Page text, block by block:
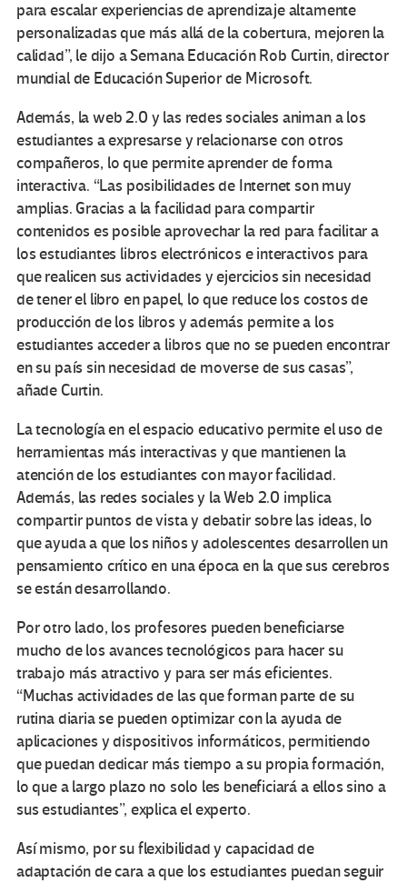
para escalar experiencias de aprendizaje altamente
personalizadas que más allá de la cobertura, mejoren la
calidad”, le dijo a Semana Educación Rob Curtin, director
mundial de Educación Superior de Microsoft.
Además, la web 2.0 y las redes sociales animan a los
estudiantes a expresarse y relacionarse con otros
compañeros, lo que permite aprender de forma
interactiva. “Las posibilidades de Internet son muy
amplias. Gracias a la facilidad para compartir
contenidos es posible aprovechar la red para facilitar a
los estudiantes libros electrónicos e interactivos para
que realicen sus actividades y ejercicios sin necesidad
de tener el libro en papel, lo que reduce los costos de
producción de los libros y además permite a los
estudiantes acceder a libros que no se pueden encontrar
en su país sin necesidad de moverse de sus casas”,
añade Curtin.
La tecnología en el espacio educativo permite el uso de
herramientas más interactivas y que mantienen la
atención de los estudiantes con mayor facilidad.
Además, las redes sociales y la Web 2.0 implica
compartir puntos de vista y debatir sobre las ideas, lo
que ayuda a que los niños y adolescentes desarrollen un
pensamiento crítico en una época en la que sus cerebros
se están desarrollando.
Por otro lado, los profesores pueden beneficiarse
mucho de los avances tecnológicos para hacer su
trabajo más atractivo y para ser más eficientes.
“Muchas actividades de las que forman parte de su
rutina diaria se pueden optimizar con la ayuda de
aplicaciones y dispositivos informáticos, permitiendo
que puedan dedicar más tiempo a su propia formación,
lo que a largo plazo no solo les beneficiará a ellos sino a
sus estudiantes”, explica el experto.
Así mismo, por su flexibilidad y capacidad de
adaptación de cara a que los estudiantes puedan seguir